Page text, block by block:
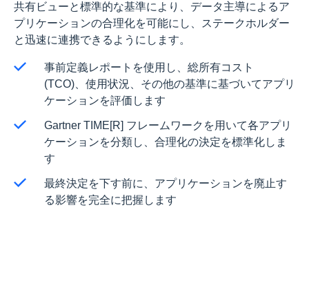
共有ビューと標準的な基準により、データ主導によるア
プリケーションの合理化を可能にし、ステークホルダー
と迅速に連携できるようにします。
事前定義レポートを使用し、総所有コスト
(TCO)、使用状況、その他の基準に基づいてアプリ
ケーションを評価します
Gartner TIME[R] フレームワークを用いて各アプリ
ケーションを分類し、合理化の決定を標準化しま
す
最終決定を下す前に、アプリケーションを廃止す
る影響を完全に把握します